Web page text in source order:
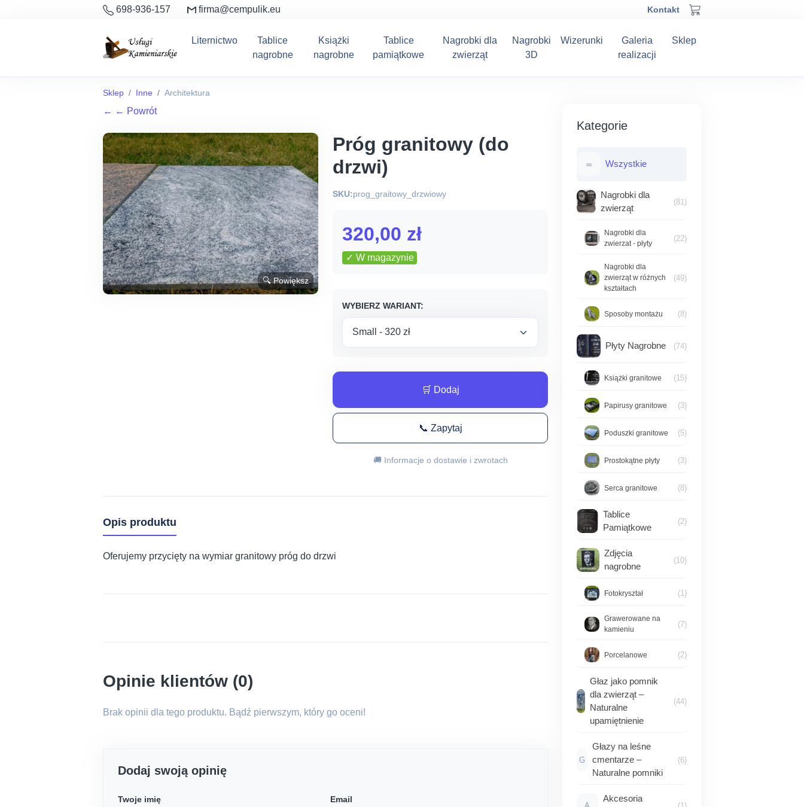
698-936-157 firma@cempulik.eu Kontakt
Liternictwo
Tablice
nagrobne
Książki
nagrobne
Tablice
pamiątkowe
Nagrobki dla
zwierząt
Nagrobki
3D
Wizerunki
Galeria
realizacji
Sklep
Sklep Inne Architektura
← ← Powrót
🔍 Powiększ
Próg granitowy (do
drzwi)
SKU:prog_graitowy_drzwiowy
320,00 zł
✓ W magazynie
WYBIERZ WARIANT:
🛒 Dodaj
📞 Zapytaj
🚚 Informacje o dostawie i zwrotach
Opis produktu
Oferujemy przycięty na wymiar granitowy próg do drzwi
Opinie klientów (0)
Brak opinii dla tego produktu. Bądź pierwszym, który go oceni!
Dodaj swoją opinię
Twoje imię Email
Kategorie
∞ Wszystkie
Nagrobki dla
zwierząt
(81)
Nagrobki dla
zwierzat - płyty
(22)
Nagrobki dla
zwierząt w różnych
kształtach
(49)
Sposoby montażu (8)
Płyty Nagrobne (74)
Książki granitowe (15)
Papirusy granitowe (3)
Poduszki granitowe (5)
Prostokątne płyty (3)
Serca granitowe (8)
Tablice
Pamiątkowe
(2)
Zdjęcia
nagrobne
(10)
Fotokryształ (1)
Grawerowane na
kamieniu
(7)
Porcelanowe (2)
Głaz jako pomnik
dla zwierząt –
Naturalne
upamiętnienie
(44)
G
Głazy na leśne
cmentarze –
Naturalne pomniki
(6)
A
Akcesoria
(1)